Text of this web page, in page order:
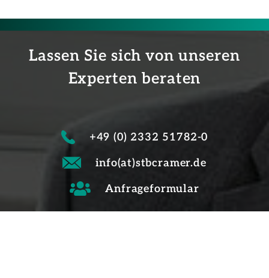
Lassen Sie sich von unseren
Experten beraten
+49 (0) 2332 51782-0
info(at)stbcramer.de
Anfrageformular